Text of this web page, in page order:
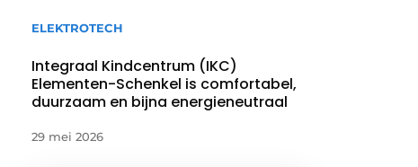
ELEKTROTECH
Integraal Kindcentrum (IKC)
Elementen-Schenkel is comfortabel,
duurzaam en bijna energieneutraal
29 mei 2026